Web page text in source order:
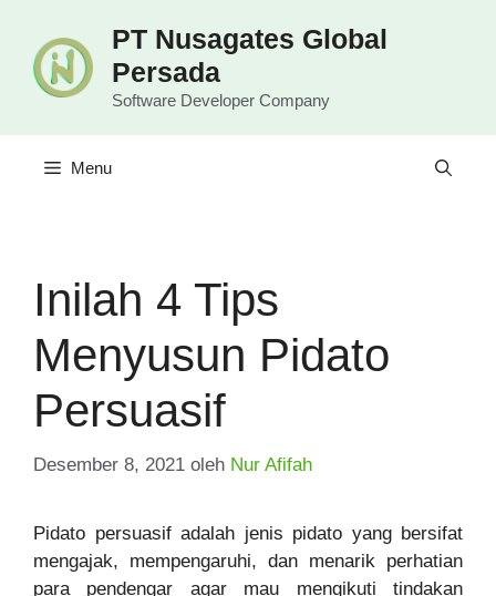
PT Nusagates Global
Persada
Software Developer Company
Menu
Inilah 4 Tips
Menyusun Pidato
Persuasif
Desember 8, 2021 oleh Nur Afifah
Pidato persuasif adalah jenis pidato yang bersifat
mengajak, mempengaruhi, dan menarik perhatian
para pendengar agar mau mengikuti tindakan